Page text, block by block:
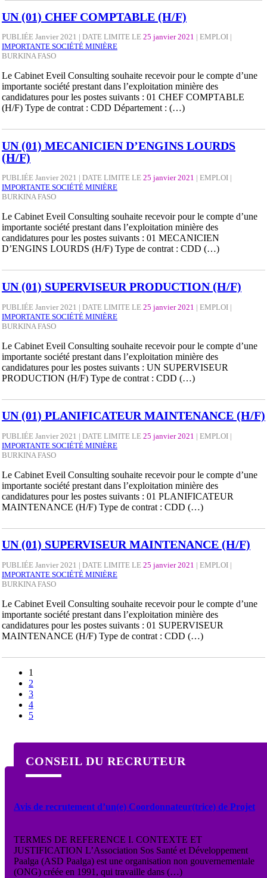
UN (01) CHEF COMPTABLE (H/F)
PUBLIÉE Janvier 2021 | DATE LIMITE LE 25 janvier 2021 | EMPLOI |
IMPORTANTE SOCIÉTÉ MINIÈRE
BURKINA FASO
Le Cabinet Eveil Consulting souhaite recevoir pour le compte d’une
importante société prestant dans l’exploitation minière des
candidatures pour les postes suivants : 01 CHEF COMPTABLE
(H/F) Type de contrat : CDD Département : (…)
UN (01) MECANICIEN D’ENGINS LOURDS
(H/F)
PUBLIÉE Janvier 2021 | DATE LIMITE LE 25 janvier 2021 | EMPLOI |
IMPORTANTE SOCIÉTÉ MINIÈRE
BURKINA FASO
Le Cabinet Eveil Consulting souhaite recevoir pour le compte d’une
importante société prestant dans l’exploitation minière des
candidatures pour les postes suivants : 01 MECANICIEN
D’ENGINS LOURDS (H/F) Type de contrat : CDD (…)
UN (01) SUPERVISEUR PRODUCTION (H/F)
PUBLIÉE Janvier 2021 | DATE LIMITE LE 25 janvier 2021 | EMPLOI |
IMPORTANTE SOCIÉTÉ MINIÈRE
BURKINA FASO
Le Cabinet Eveil Consulting souhaite recevoir pour le compte d’une
importante société prestant dans l’exploitation minière des
candidatures pour les postes suivants : UN SUPERVISEUR
PRODUCTION (H/F) Type de contrat : CDD (…)
UN (01) PLANIFICATEUR MAINTENANCE (H/F)
PUBLIÉE Janvier 2021 | DATE LIMITE LE 25 janvier 2021 | EMPLOI |
IMPORTANTE SOCIÉTÉ MINIÈRE
BURKINA FASO
Le Cabinet Eveil Consulting souhaite recevoir pour le compte d’une
importante société prestant dans l’exploitation minière des
candidatures pour les postes suivants : 01 PLANIFICATEUR
MAINTENANCE (H/F) Type de contrat : CDD (…)
UN (01) SUPERVISEUR MAINTENANCE (H/F)
PUBLIÉE Janvier 2021 | DATE LIMITE LE 25 janvier 2021 | EMPLOI |
IMPORTANTE SOCIÉTÉ MINIÈRE
BURKINA FASO
Le Cabinet Eveil Consulting souhaite recevoir pour le compte d’une
importante société prestant dans l’exploitation minière des
candidatures pour les postes suivants : 01 SUPERVISEUR
MAINTENANCE (H/F) Type de contrat : CDD (…)
1
2
3
4
5
CONSEIL DU RECRUTEUR
Avis de recrutement d’un(e) Coordonnateur(trice) de Projet
TERMES DE REFERENCE I. CONTEXTE ET
JUSTIFICATION L’Association Sos Santé et Développement
Paalga (ASD Paalga) est une organisation non gouvernementale
(ONG) créée en 1991, qui travaille dans (…)